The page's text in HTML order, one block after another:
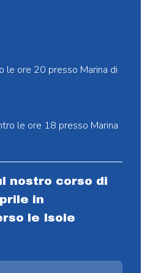
le ore 20 presso Marina di
le ore 18 presso Marina
nostro corso di
in
le Isole